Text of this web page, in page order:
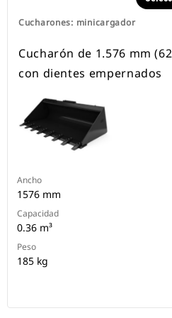
Cucharones: minicargador
Cucharón de 1.576 mm
con dientes empernados
Ancho
1576 mm
Capacidad
0.36 m³
Peso
185 kg